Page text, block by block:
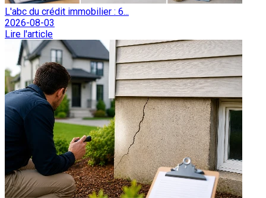
L'abc du crédit immobilier : 6...
2026-08-03
Lire l'article